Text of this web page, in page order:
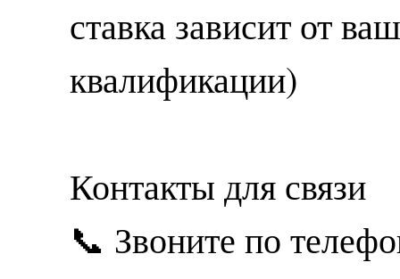
ставка зависит от
квалификации)
Контакты для связи
📞 Звоните по